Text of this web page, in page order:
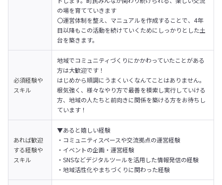
の場を育てていきます
〇運営体制を整え、マニュアルを作成することで、4年
目以降もこの活動を続けていくためにしっかりとした土
台を築きます。
必須経験や
スキル
地域でコミュニティづくりにかかわっていたことがある
方は大歓迎です！
はじめから順調にうまくいくなんてことはありません。
根気強く、様々なやり方で最善を模索し実行していける
方、地域の人たちと前向きに関係を築ける方をお待ちし
ています！
あれば歓迎
する経験や
スキル
▼あると嬉しい経験
・コミュニティスペースや交流拠点の運営経験
・イベントの企画・運営経験
・SNSなどデジタルツールを活用した情報発信の経験
・地域活性化やまちづくりに関わった経験